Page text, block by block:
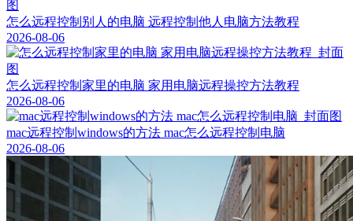
怎么远程控制别人的电脑 远程控制他人电脑方法教程
2026-08-06
怎么远程控制家里的电脑 家用电脑远程操控方法教程
2026-08-06
mac远程控制windows的方法 mac怎么远程控制电脑
2026-08-06